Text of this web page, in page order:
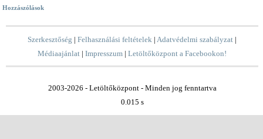
Hozzászólások
Szerkesztőség |Felhasználási feltételek |Adatvédelmi szabályzat |
Médiaajánlat |Impresszum |Letöltőközpont a Facebookon!
2003-2026 - Letöltőközpont - Minden jog fenntartva
0.015 s